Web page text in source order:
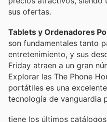
sus ofertas.
Tablets y Ordenadores
son fundamentales tanto
entretenimiento, y sus
Friday atraen a un gran
Explorar las The Phone
portátiles es una
tecnología de vanguardia
tiene los últimos